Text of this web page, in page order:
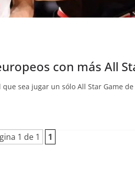
con más All
sea jugar un sólo All Star Game
1 de 1 1